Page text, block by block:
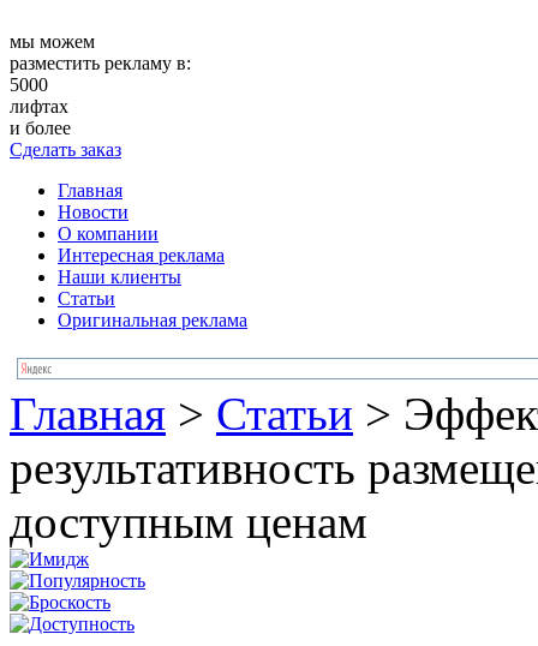
мы можем
разместить рекламу в:
5000
лифтах
и более
Сделать заказ
Главная
Новости
О компании
Интересная реклама
Наши клиенты
Статьи
Оригинальная реклама
Главная > Статьи >
результативность
доступным ценам